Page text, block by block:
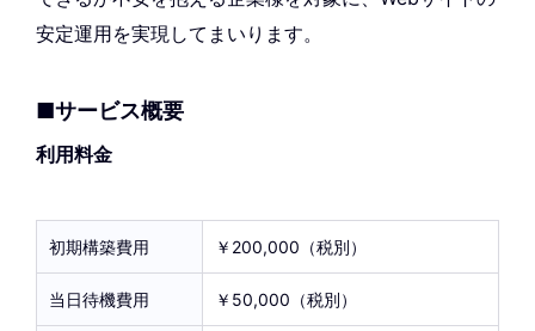
安定運用を実現してまいります。
■サービス概要
利用料金
初期構築費用 ￥200,000（税別）
当日待機費用 ￥50,000（税別）